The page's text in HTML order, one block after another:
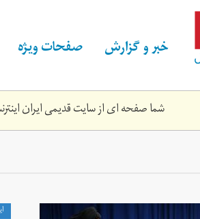
خبر و گزارش صفحات ویژه
شما صفحه ای از سایت قدیمی ایران